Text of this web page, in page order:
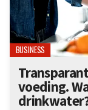
BUSINESS
voeding.